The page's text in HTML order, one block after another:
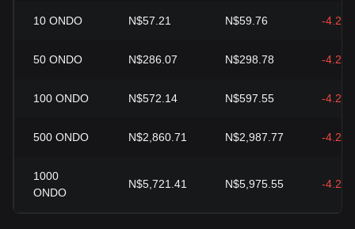
10 ONDO N$57.21 N$59.76 -
50 ONDO N$286.07 N$298.78 -
100 ONDO N$572.14 N$597.55 -
500 ONDO N$2,860.71 N$2,987.77 -
1000
ONDO
N$5,721.41 N$5,975.55 -